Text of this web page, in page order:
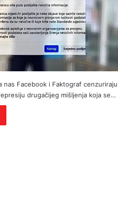
nas Facebook i Faktograf
drugačijeg mišljenja koja se…